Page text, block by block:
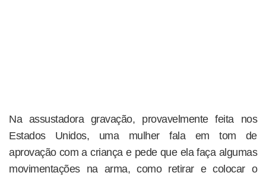
Na assustadora gravação, provavelmente feita nos
Estados Unidos, uma mulher fala em tom de
aprovação com a criança e pede que ela faça algumas
movimentações na arma, como retirar e colocar o